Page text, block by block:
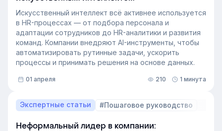
Искусственный интеллект всё активнее используется
в HR-процессах — от подбора персонала и
адаптации сотрудников до HR-аналитики и развития
команд. Компании внедряют AI-инструменты, чтобы
автоматизировать рутинные задачи, ускорить
процессы и принимать решения на основе данных.
01 апреля 210 1 минута
Экспертные статьи #Пошаговое руководство
Неформальный лидер в компании: